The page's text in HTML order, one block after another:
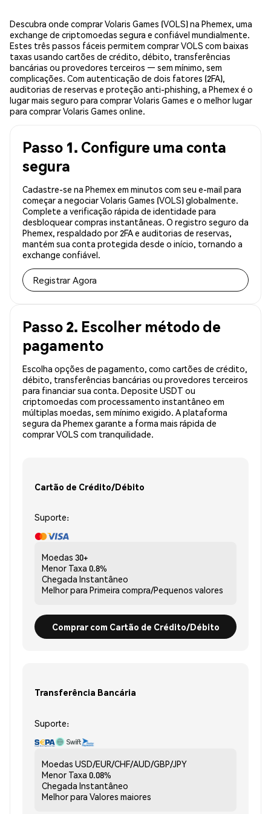
Descubra onde comprar Volaris Games (VOLS) na Phemex, uma
exchange de criptomoedas segura e confiável mundialmente.
Estes três passos fáceis permitem comprar VOLS com baixas
taxas usando cartões de crédito, débito, transferências
bancárias ou provedores terceiros — sem mínimo, sem
complicações. Com autenticação de dois fatores (2FA),
auditorias de reservas e proteção anti-phishing, a Phemex é o
lugar mais seguro para comprar Volaris Games e o melhor lugar
para comprar Volaris Games online.
Passo 1. Configure uma conta
segura
Cadastre-se na Phemex em minutos com seu e-mail para
começar a negociar Volaris Games (VOLS) globalmente.
Complete a verificação rápida de identidade para
desbloquear compras instantâneas. O registro seguro da
Phemex, respaldado por 2FA e auditorias de reservas,
mantém sua conta protegida desde o início, tornando a
exchange confiável.
Registrar Agora
Passo 2. Escolher método de
pagamento
Escolha opções de pagamento, como cartões de crédito,
débito, transferências bancárias ou provedores terceiros
para financiar sua conta. Deposite USDT ou
criptomoedas com processamento instantâneo em
múltiplas moedas, sem mínimo exigido. A plataforma
segura da Phemex garante a forma mais rápida de
comprar VOLS com tranquilidade.
Cartão de Crédito/Débito
Suporte:
Moedas 30+
Menor Taxa 0.8%
Chegada Instantâneo
Melhor para Primeira compra/Pequenos valores
Comprar com Cartão de Crédito/Débito
Transferência Bancária
Suporte:
Moedas USD/EUR/CHF/AUD/GBP/JPY
Menor Taxa 0.08%
Chegada Instantâneo
Melhor para Valores maiores